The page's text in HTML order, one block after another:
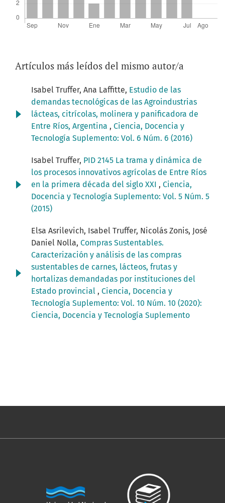
Artículos más leídos del mismo autor/a
Isabel Truffer, Ana Laffitte, Estudio de las
demandas tecnológicas de las Agroindustrias
lácteas, citrícolas, molinera y panificadora de
Entre Ríos, Argentina , Ciencia, Docencia y
Tecnología Suplemento: Vol. 6 Núm. 6 (2016)
Isabel Truffer, PID 2145 La trama y dinámica de
los procesos innovativos agrícolas de Entre Ríos
en la primera década del siglo XXI , Ciencia,
Docencia y Tecnología Suplemento: Vol. 5 Núm. 5
(2015)
Elsa Asrilevich, Isabel Truffer, Nicolás Zonis, José
Daniel Nolla, Compras Sustentables.
Caracterización y análisis de las compras
sustentables de carnes, lácteos, frutas y
hortalizas demandadas por instituciones del
Estado provincial , Ciencia, Docencia y
Tecnología Suplemento: Vol. 10 Núm. 10 (2020):
Ciencia, Docencia y Tecnología Suplemento